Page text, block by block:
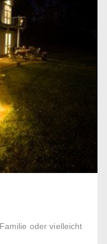
oder vielleicht